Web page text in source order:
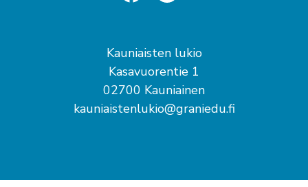
Kauniaisten lukio
Kasavuorentie 1
02700 Kauniainen
kauniaistenlukio@graniedu.fi